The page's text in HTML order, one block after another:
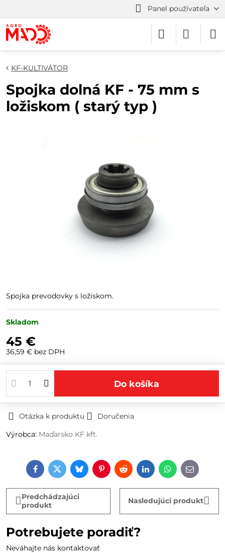
Panel používateľa
KF-KULTIVÁTOR
Spojka dolná KF - 75 mm s
ložiskom ( starý typ )
Spojka prevodovky s ložiskom.
Skladom
45 €
36,59 € bez DPH
Do košíka
Otázka k produktu
Doručenia
Výrobca: Maďarsko KF kft.
FacebookTwitterBlueskyPinterestRedditLinkedInWhatsApp
E-
mail
Predchádzajúci
produkt
Nasledujúci produkt
Potrebujete poradiť?
Neváhajte nás kontaktovať